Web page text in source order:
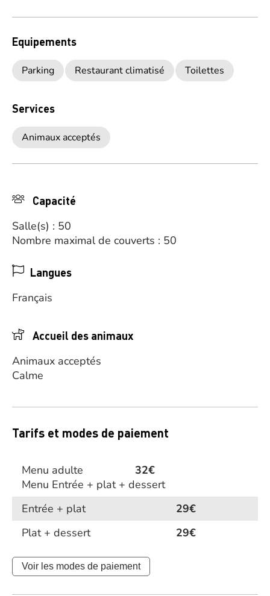
Equipements
Parking Restaurant climatisé Toilettes
Services
Animaux acceptés
Capacité
Salle(s) : 50
Nombre maximal de couverts : 50
Langues
Français
Accueil des animaux
Animaux acceptés
Calme
Tarifs et modes de paiement
Menu adulte
32€
Menu Entrée + plat + dessert
Entrée + plat
29€
Plat + dessert
29€
Voir les modes de paiement